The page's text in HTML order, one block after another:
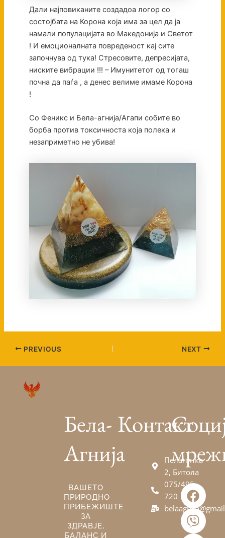
Дали најповиканите создадоа логор со
состојбата на Корона која има за цел да ја
намали популацијата во Македонија и Светот
! И емоционалната повреденост кај сите
започнува од тука! Стресовите, депресијата,
ниските вибрации !!! – Имунитетот од тогаш
почна да паѓа , а денес велиме имаме Корона
!
Со Феникс и Бела-агнија/Агапи собите во
борба против токсичноста која полека и
незаприметно не убива!
PREVIOUS NEXT
Бела-
Агнија
ВАШЕТО
ПРИРОДНО
ПРИБЕЖИШТЕ
ЗА
ЗДРАВЈЕ,
БАЛАНС И
Контакт
Пелагонка
2, Битола
075/495-
720
F
a
c
e
V
i
b
e
E
n
v
e